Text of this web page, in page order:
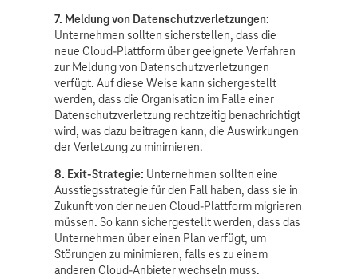
7. Meldung von Datenschutzverletzungen:
Unternehmen sollten sicherstellen, dass die
neue Cloud-Plattform über geeignete Verfahren
zur Meldung von Datenschutzverletzungen
verfügt. Auf diese Weise kann sichergestellt
werden, dass die Organisation im Falle einer
Datenschutzverletzung rechtzeitig benachrichtigt
wird, was dazu beitragen kann, die Auswirkungen
der Verletzung zu minimieren.
8. Exit-Strategie: Unternehmen sollten eine
Ausstiegsstrategie für den Fall haben, dass sie in
Zukunft von der neuen Cloud-Plattform migrieren
müssen. So kann sichergestellt werden, dass das
Unternehmen über einen Plan verfügt, um
Störungen zu minimieren, falls es zu einem
anderen Cloud-Anbieter wechseln muss.